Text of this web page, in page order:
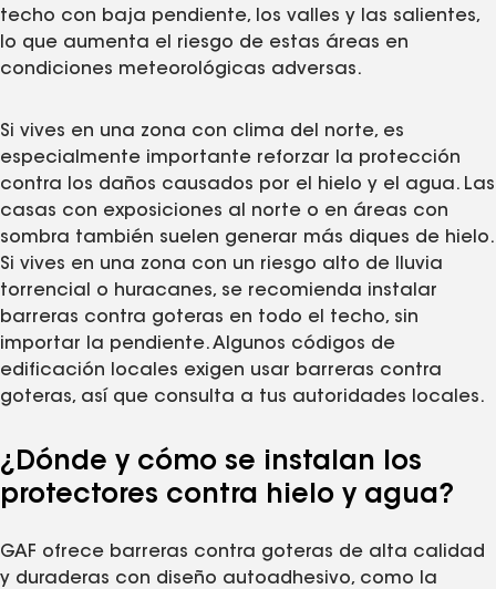
techo con baja pendiente, los valles y las salientes,
lo que aumenta el riesgo de estas áreas en
condiciones meteorológicas adversas.
Si vives en una zona con clima del norte, es
especialmente importante reforzar la protección
contra los daños causados por el hielo y el agua. Las
casas con exposiciones al norte o en áreas con
sombra también suelen generar más diques de hielo.
Si vives en una zona con un riesgo alto de lluvia
torrencial o huracanes, se recomienda instalar
barreras contra goteras en todo el techo, sin
importar la pendiente. Algunos códigos de
edificación locales exigen usar barreras contra
goteras, así que consulta a tus autoridades locales.
¿Dónde y cómo se instalan los
protectores contra hielo y agua?
GAF ofrece barreras contra goteras de alta calidad
y duraderas con diseño autoadhesivo, como la